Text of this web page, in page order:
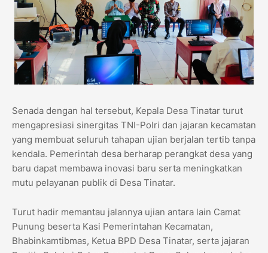
Senada dengan hal tersebut, Kepala Desa Tinatar turut
mengapresiasi sinergitas TNI-Polri dan jajaran kecamatan
yang membuat seluruh tahapan ujian berjalan tertib tanpa
kendala. Pemerintah desa berharap perangkat desa yang
baru dapat membawa inovasi baru serta meningkatkan
mutu pelayanan publik di Desa Tinatar.
​Turut hadir memantau jalannya ujian antara lain Camat
Punung beserta Kasi Pemerintahan Kecamatan,
Bhabinkamtibmas, Ketua BPD Desa Tinatar, serta jajaran